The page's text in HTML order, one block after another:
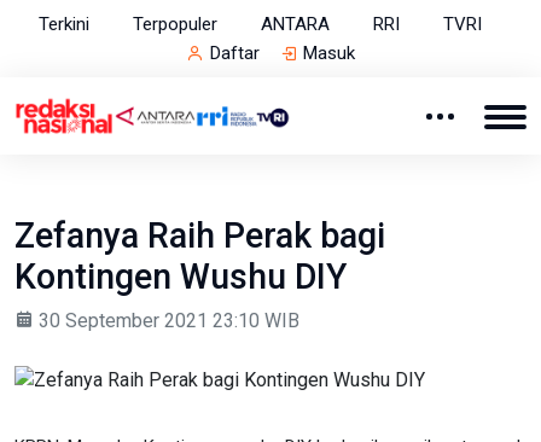
Terkini Terpopuler ANTARA RRI
TVRI
Daftar
Masuk
Zefanya Raih Perak bagi
Kontingen Wushu DIY
30 September 2021 23:10 WIB